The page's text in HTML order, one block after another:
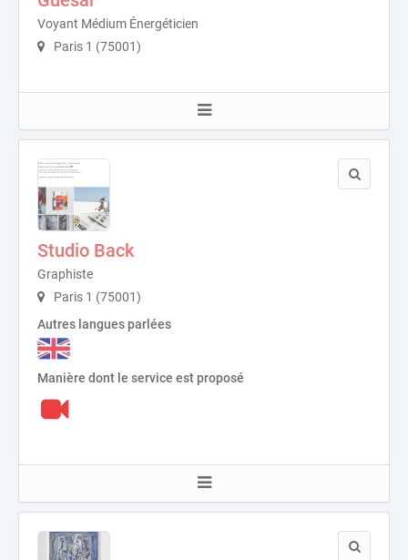
Voyant Médium Énergéticien
Paris 1 (75001)
Studio Back
Graphiste
Paris 1 (75001)
Autres langues parlées
Manière dont le service est proposé